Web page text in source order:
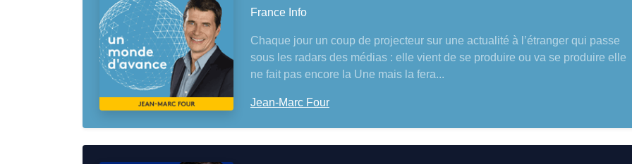
France Info
Chaque jour un coup de projecteur sur une actualité à l’étranger qui passe
sous les radars des médias : elle vient de se produire ou va se produire elle
ne fait pas encore la Une mais la fera...
Jean-Marc Four